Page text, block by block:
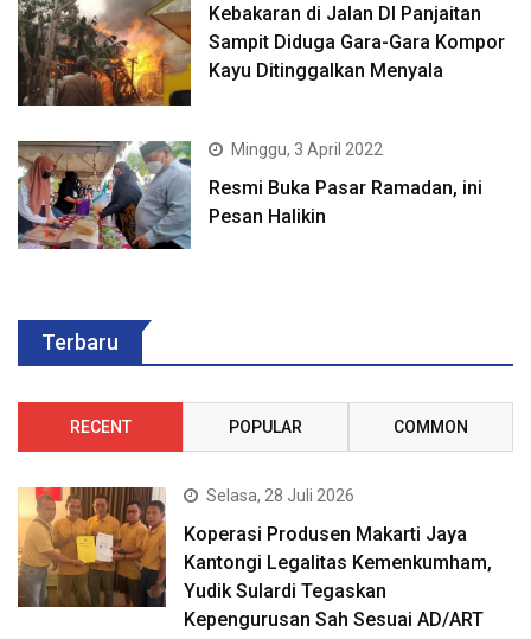
Kebakaran di Jalan DI Panjaitan
Sampit Diduga Gara-Gara Kompor
Kayu Ditinggalkan Menyala
Minggu, 3 April 2022
Resmi Buka Pasar Ramadan, ini
Pesan Halikin
Terbaru
RECENT POPULAR COMMON
Selasa, 28 Juli 2026
Koperasi Produsen Makarti Jaya
Kantongi Legalitas Kemenkumham,
Yudik Sulardi Tegaskan
Kepengurusan Sah Sesuai AD/ART